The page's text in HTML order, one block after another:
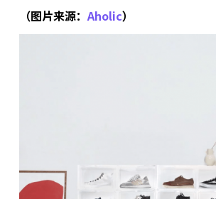
（图片来源： Aholic）